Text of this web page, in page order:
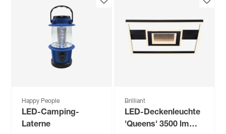
Happy People
LED-Camping-
Laterne
Brilliant
LED-Deckenleuchte
'Queens' 3500 lm